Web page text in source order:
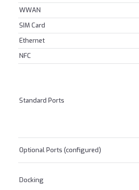
WWAN
SIM Card
Ethernet
NFC
Standard Ports
Optional Ports (configured)
Docking